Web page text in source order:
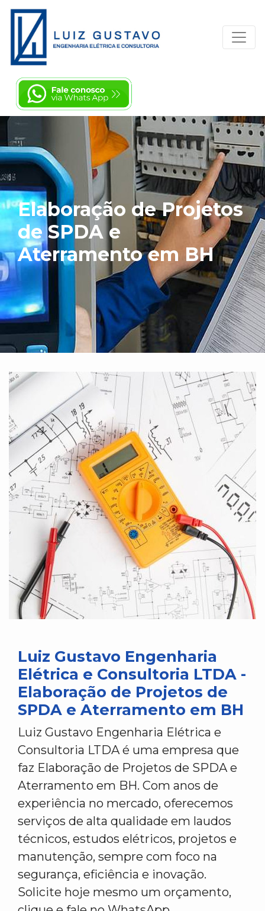
Elaboração de Projetos
de SPDA e
Aterramento em BH
Luiz Gustavo Engenharia
Elétrica e Consultoria LTDA -
Elaboração de Projetos de
SPDA e Aterramento em BH
Luiz Gustavo Engenharia Elétrica e
Consultoria LTDA é uma empresa que
faz Elaboração de Projetos de SPDA e
Aterramento em BH. Com anos de
experiência no mercado, oferecemos
serviços de alta qualidade em laudos
técnicos, estudos elétricos, projetos e
manutenção, sempre com foco na
segurança, eficiência e inovação.
Solicite hoje mesmo um orçamento,